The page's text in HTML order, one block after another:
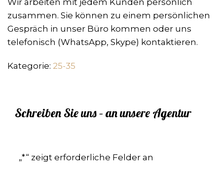
Wir arbeiten mit jedem Kunden persönlich
zusammen. Sie können zu einem persönlichen
Gespräch in unser Büro kommen oder uns
telefonisch (WhatsApp, Skype) kontaktieren.
Kategorie: 25-35
Schreiben Sie uns – an unsere Agentur
„*“ zeigt erforderliche Felder an